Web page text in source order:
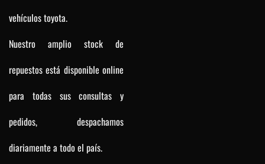
vehículos toyota.
Nuestro amplio stock de
repuestos está disponible online
para todas sus consultas y
pedidos, despachamos
diariamente a todo el país.